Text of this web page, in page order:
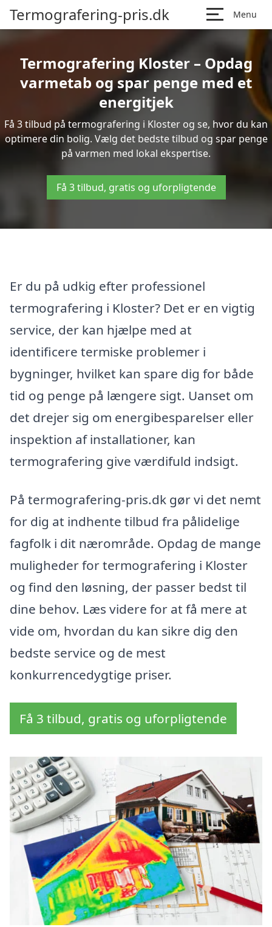
Termografering-pris.dk Menu
Termografering Kloster – Opdag
varmetab og spar penge med et
energitjek
Få 3 tilbud på termografering i Kloster og se, hvor du kan
optimere din bolig. Vælg det bedste tilbud og spar penge
på varmen med lokal ekspertise.
Få 3 tilbud, gratis og uforpligtende
Er du på udkig efter professionel
termografering i Kloster? Det er en vigtig
service, der kan hjælpe med at
identificere termiske problemer i
bygninger, hvilket kan spare dig for både
tid og penge på længere sigt. Uanset om
det drejer sig om energibesparelser eller
inspektion af installationer, kan
termografering give værdifuld indsigt.
På termografering-pris.dk gør vi det nemt
for dig at indhente tilbud fra pålidelige
fagfolk i dit nærområde. Opdag de mange
muligheder for termografering i Kloster
og find den løsning, der passer bedst til
dine behov. Læs videre for at få mere at
vide om, hvordan du kan sikre dig den
bedste service og de mest
konkurrencedygtige priser.
Få 3 tilbud, gratis og uforpligtende